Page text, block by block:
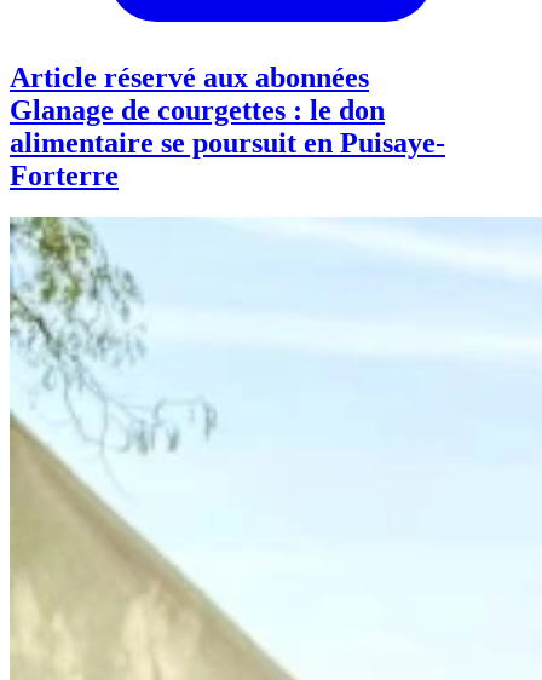
Article réservé aux abonnées
Glanage de courgettes : le don
alimentaire se poursuit en Puisaye-
Forterre